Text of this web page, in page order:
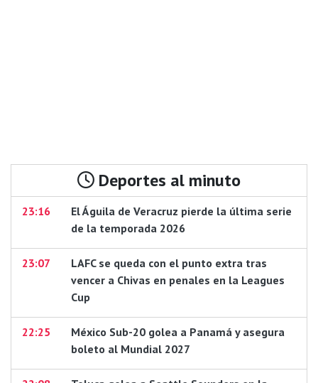
Deportes al minuto
23:16
El Águila de Veracruz pierde la última serie
de la temporada 2026
23:07
LAFC se queda con el punto extra tras
vencer a Chivas en penales en la Leagues
Cup
22:25
México Sub-20 golea a Panamá y asegura
boleto al Mundial 2027